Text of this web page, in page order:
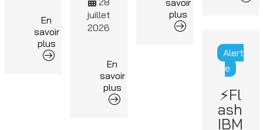
En
savoir
plus
juillet
2026
En
savoir
plus
plus
Alert
e
⚡Fl
ash
IBM